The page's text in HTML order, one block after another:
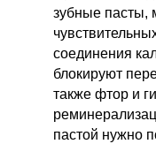
зубные пасты,
соединения
блокируют
также фтор и
пастой нужно